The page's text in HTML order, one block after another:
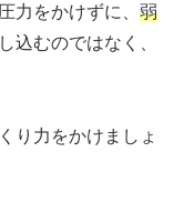
力をかけずに、 弱
込むのではなく、
り力をかけましょ